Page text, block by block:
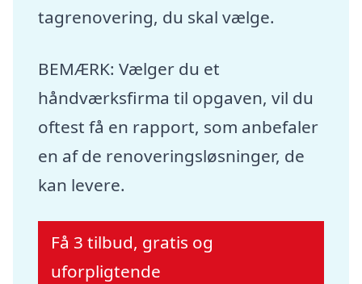
tagrenovering, du skal vælge.
BEMÆRK: Vælger du et
håndværksfirma til opgaven, vil du
oftest få en rapport, som anbefaler
en af de renoveringsløsninger, de
kan levere.
Få 3 tilbud, gratis og
uforpligtende